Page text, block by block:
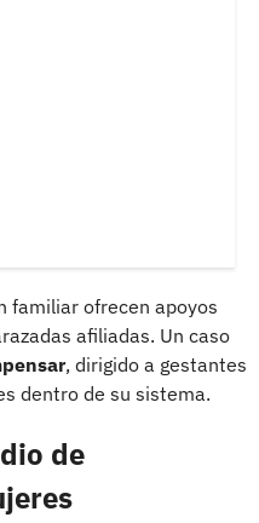
familiar ofrecen apoyos
afiliadas. Un caso
, dirigido a gestantes
dentro de su sistema.
de